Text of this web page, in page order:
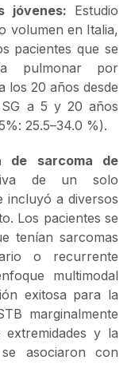
jóvenes: Estudio
volumen en Italia,
pacientes que se
pulmonar por
los 20 años desde
SG a 5 y 20 años
25.5–34.0 %).
de sarcoma de
de un solo
incluyó a diversos
Los pacientes se
tenían sarcomas
o recurrente
multimodal
exitosa para la
marginalmente
y la
asociaron con